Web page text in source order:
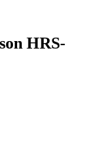
HRS-